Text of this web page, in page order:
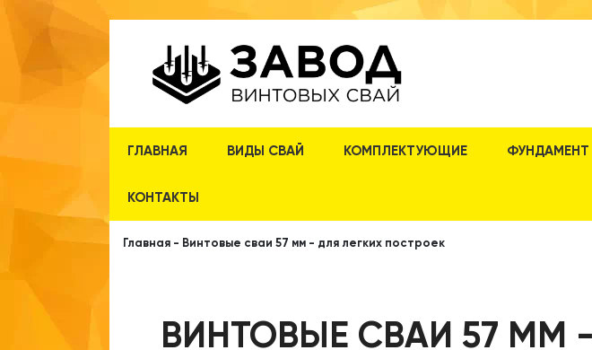
ГЛАВНАЯ ВИДЫ СВАЙ КОМПЛЕКТУЮЩИЕ ФУНДАМЕНТ
КОНТАКТЫ
Главная - Винтовые сваи 57 мм - для легких построек
ВИНТОВЫЕ СВАИ 57 ММ